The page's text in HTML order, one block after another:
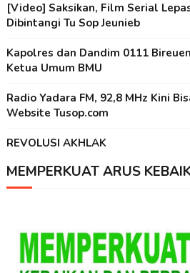
[Video] Saksikan, Film Serial
Dibintangi Tu Sop Jeunieb
Kapolres dan Dandim 0111
Ketua Umum BMU
Radio Yadara FM, 92,8 MHz Kini
Website Tusop.com
REVOLUSI AKHLAK
MEMPERKUAT ARUS